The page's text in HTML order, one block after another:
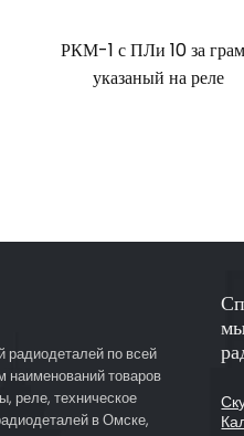
РКМ-1 с ПЛи 10 за
указаный на реле
радиодеталей по всей
товаров
реле, техническое
в Омске,